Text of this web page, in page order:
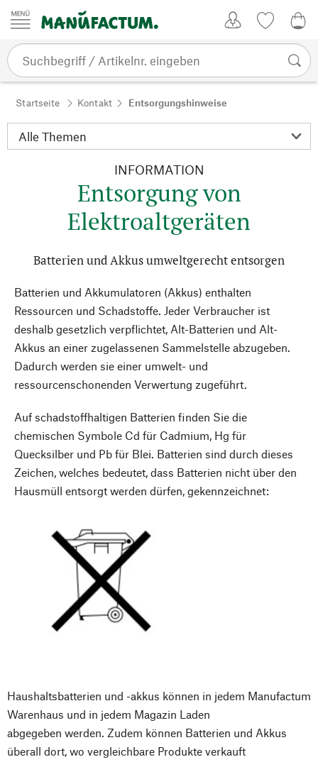
Zum Inhalt springen
Startseite Kontakt Entsorgungshinweise
INFORMATION
Entsorgung von
Elektroaltgeräten
Batterien und Akkus umweltgerecht entsorgen
Batterien und Akkumulatoren (Akkus) enthalten
Ressourcen und Schadstoffe. Jeder Verbraucher ist
deshalb gesetzlich verpflichtet, Alt-Batterien und Alt-
Akkus an einer zugelassenen Sammelstelle abzugeben.
Dadurch werden sie einer umwelt- und
ressourcenschonenden Verwertung zugeführt.
Auf schadstoffhaltigen Batterien finden Sie die
chemischen Symbole Cd für Cadmium, Hg für
Quecksilber und Pb für Blei. Batterien sind durch dieses
Zeichen, welches bedeutet, dass Batterien nicht über den
Hausmüll entsorgt werden dürfen, gekennzeichnet:
Haushaltsbatterien und -akkus können in jedem Manufactum
Warenhaus und in jedem Magazin Laden
abgegeben werden. Zudem können Batterien und Akkus
überall dort, wo vergleichbare Produkte verkauft